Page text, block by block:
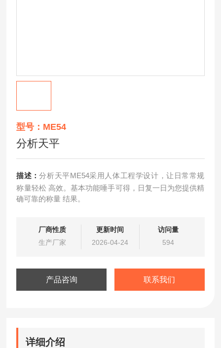
型号：ME54
分析天平
描述：分析天平ME54采用人体工程学设计，让日常常规
称量轻松 高效。基本功能唾手可得，日复一日为您提供精
确可靠的称量 结果。
厂商性质
生产厂家
更新时间
2026-04-24
访问量
594
产品咨询 联系我们
详细介绍